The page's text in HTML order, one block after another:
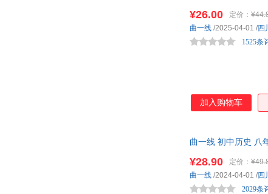
¥26.00 定价：
1525条
曲一线 /2025-04-01 /四
加入购物车
曲一线 初中历史 八
¥28.90 定价：
2029条
曲一线 /2024-04-01 /四